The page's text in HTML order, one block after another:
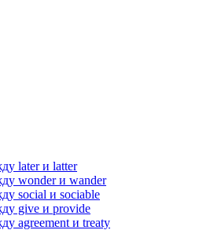
later и latter
wonder и wander
social и sociable
give и provide
agreement и treaty